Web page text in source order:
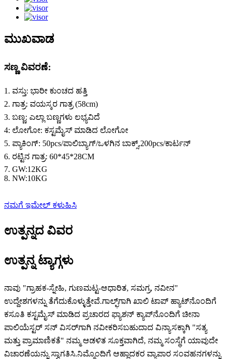
ಮುಖವಾಡ
ಸಣ್ಣ ವಿವರಣೆ:
1. ವಸ್ತು: ಭಾರೀ ಕುಂಚದ ಹತ್ತಿ
2. ಗಾತ್ರ: ವಯಸ್ಕರ ಗಾತ್ರ (58cm)
3. ಬಣ್ಣ: ಎಲ್ಲಾ ಬಣ್ಣಗಳು ಲಭ್ಯವಿದೆ
4: ಲೋಗೋ: ಕಸ್ಟಮೈಸ್ ಮಾಡಿದ ಲೋಗೋ
5. ಪ್ಯಾಕಿಂಗ್: 50pcs/ಪಾಲಿಬ್ಯಾಗ್/ಒಳಗಿನ ಬಾಕ್ಸ್,200pcs/ಕಾರ್ಟನ್
6. ರಟ್ಟಿನ ಗಾತ್ರ: 60*45*28CM
7. GW:12KG
8. NW:10KG
ನಮಗೆ ಇಮೇಲ್ ಕಳುಹಿಸಿ
ಉತ್ಪನ್ನದ ವಿವರ
ಉತ್ಪನ್ನ ಟ್ಯಾಗ್ಗಳು
ನಾವು "ಗ್ರಾಹಕ-ಸ್ನೇಹಿ, ಗುಣಮಟ್ಟ-ಆಧಾರಿತ, ಸಮಗ್ರ, ನವೀನ"
ಉದ್ದೇಶಗಳನ್ನು ತೆಗೆದುಕೊಳ್ಳುತ್ತೇವೆ.ಗಾಲ್ಫ್‌ಗಾಗಿ ಖಾಲಿ ಟಾಪ್ ಹ್ಯಾಟ್‌ನೊಂದಿಗೆ
ಕಸೂತಿ ಕಸ್ಟಮೈಸ್ ಮಾಡಿದ ಪ್ರಚಾರದ ಫ್ಯಾಶನ್ ಕ್ಯಾಪ್‌ನೊಂದಿಗೆ ಚೀನಾ
ಪಾಲಿಯೆಸ್ಟರ್ ಸನ್ ವಿಸರ್‌ಗಾಗಿ ನವೀಕರಿಸಬಹುದಾದ ವಿನ್ಯಾಸಕ್ಕಾಗಿ "ಸತ್ಯ
ಮತ್ತು ಪ್ರಾಮಾಣಿಕತೆ" ನಮ್ಮ ಆಡಳಿತ ಸೂಕ್ತವಾಗಿದೆ, ನಮ್ಮ ಸಂಸ್ಥೆಗೆ ಯಾವುದೇ
ವಿಚಾರಣೆಯನ್ನು ಸ್ವಾಗತಿಸಿ.ನಿಮ್ಮೊಂದಿಗೆ ಆಹ್ಲಾದಕರ ವ್ಯಾಪಾರ ಸಂವಹನಗಳನ್ನು